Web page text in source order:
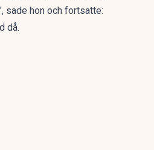
sade hon och fortsatte:
då.